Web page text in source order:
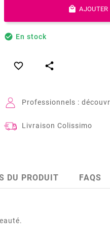
 AJOUTER
 En stock
 
Professionnels :
Livraison Colissimo
DU PRODUIT FAQS